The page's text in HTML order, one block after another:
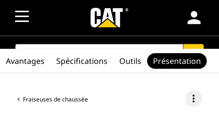
person
SEARCH search
Fraiseuses de chaussée more_vert
Avantages Spécifications Outils Présentation